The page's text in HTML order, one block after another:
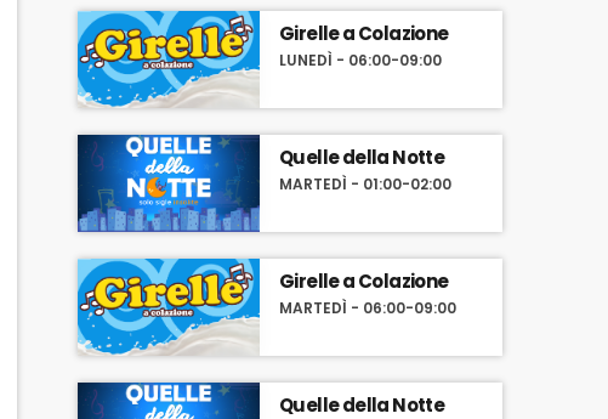
Girelle a Colazione
LUNEDÌ - 06:00-09:00
Quelle della Notte
MARTEDÌ - 01:00-02:00
Girelle a Colazione
MARTEDÌ - 06:00-09:00
Quelle della Notte